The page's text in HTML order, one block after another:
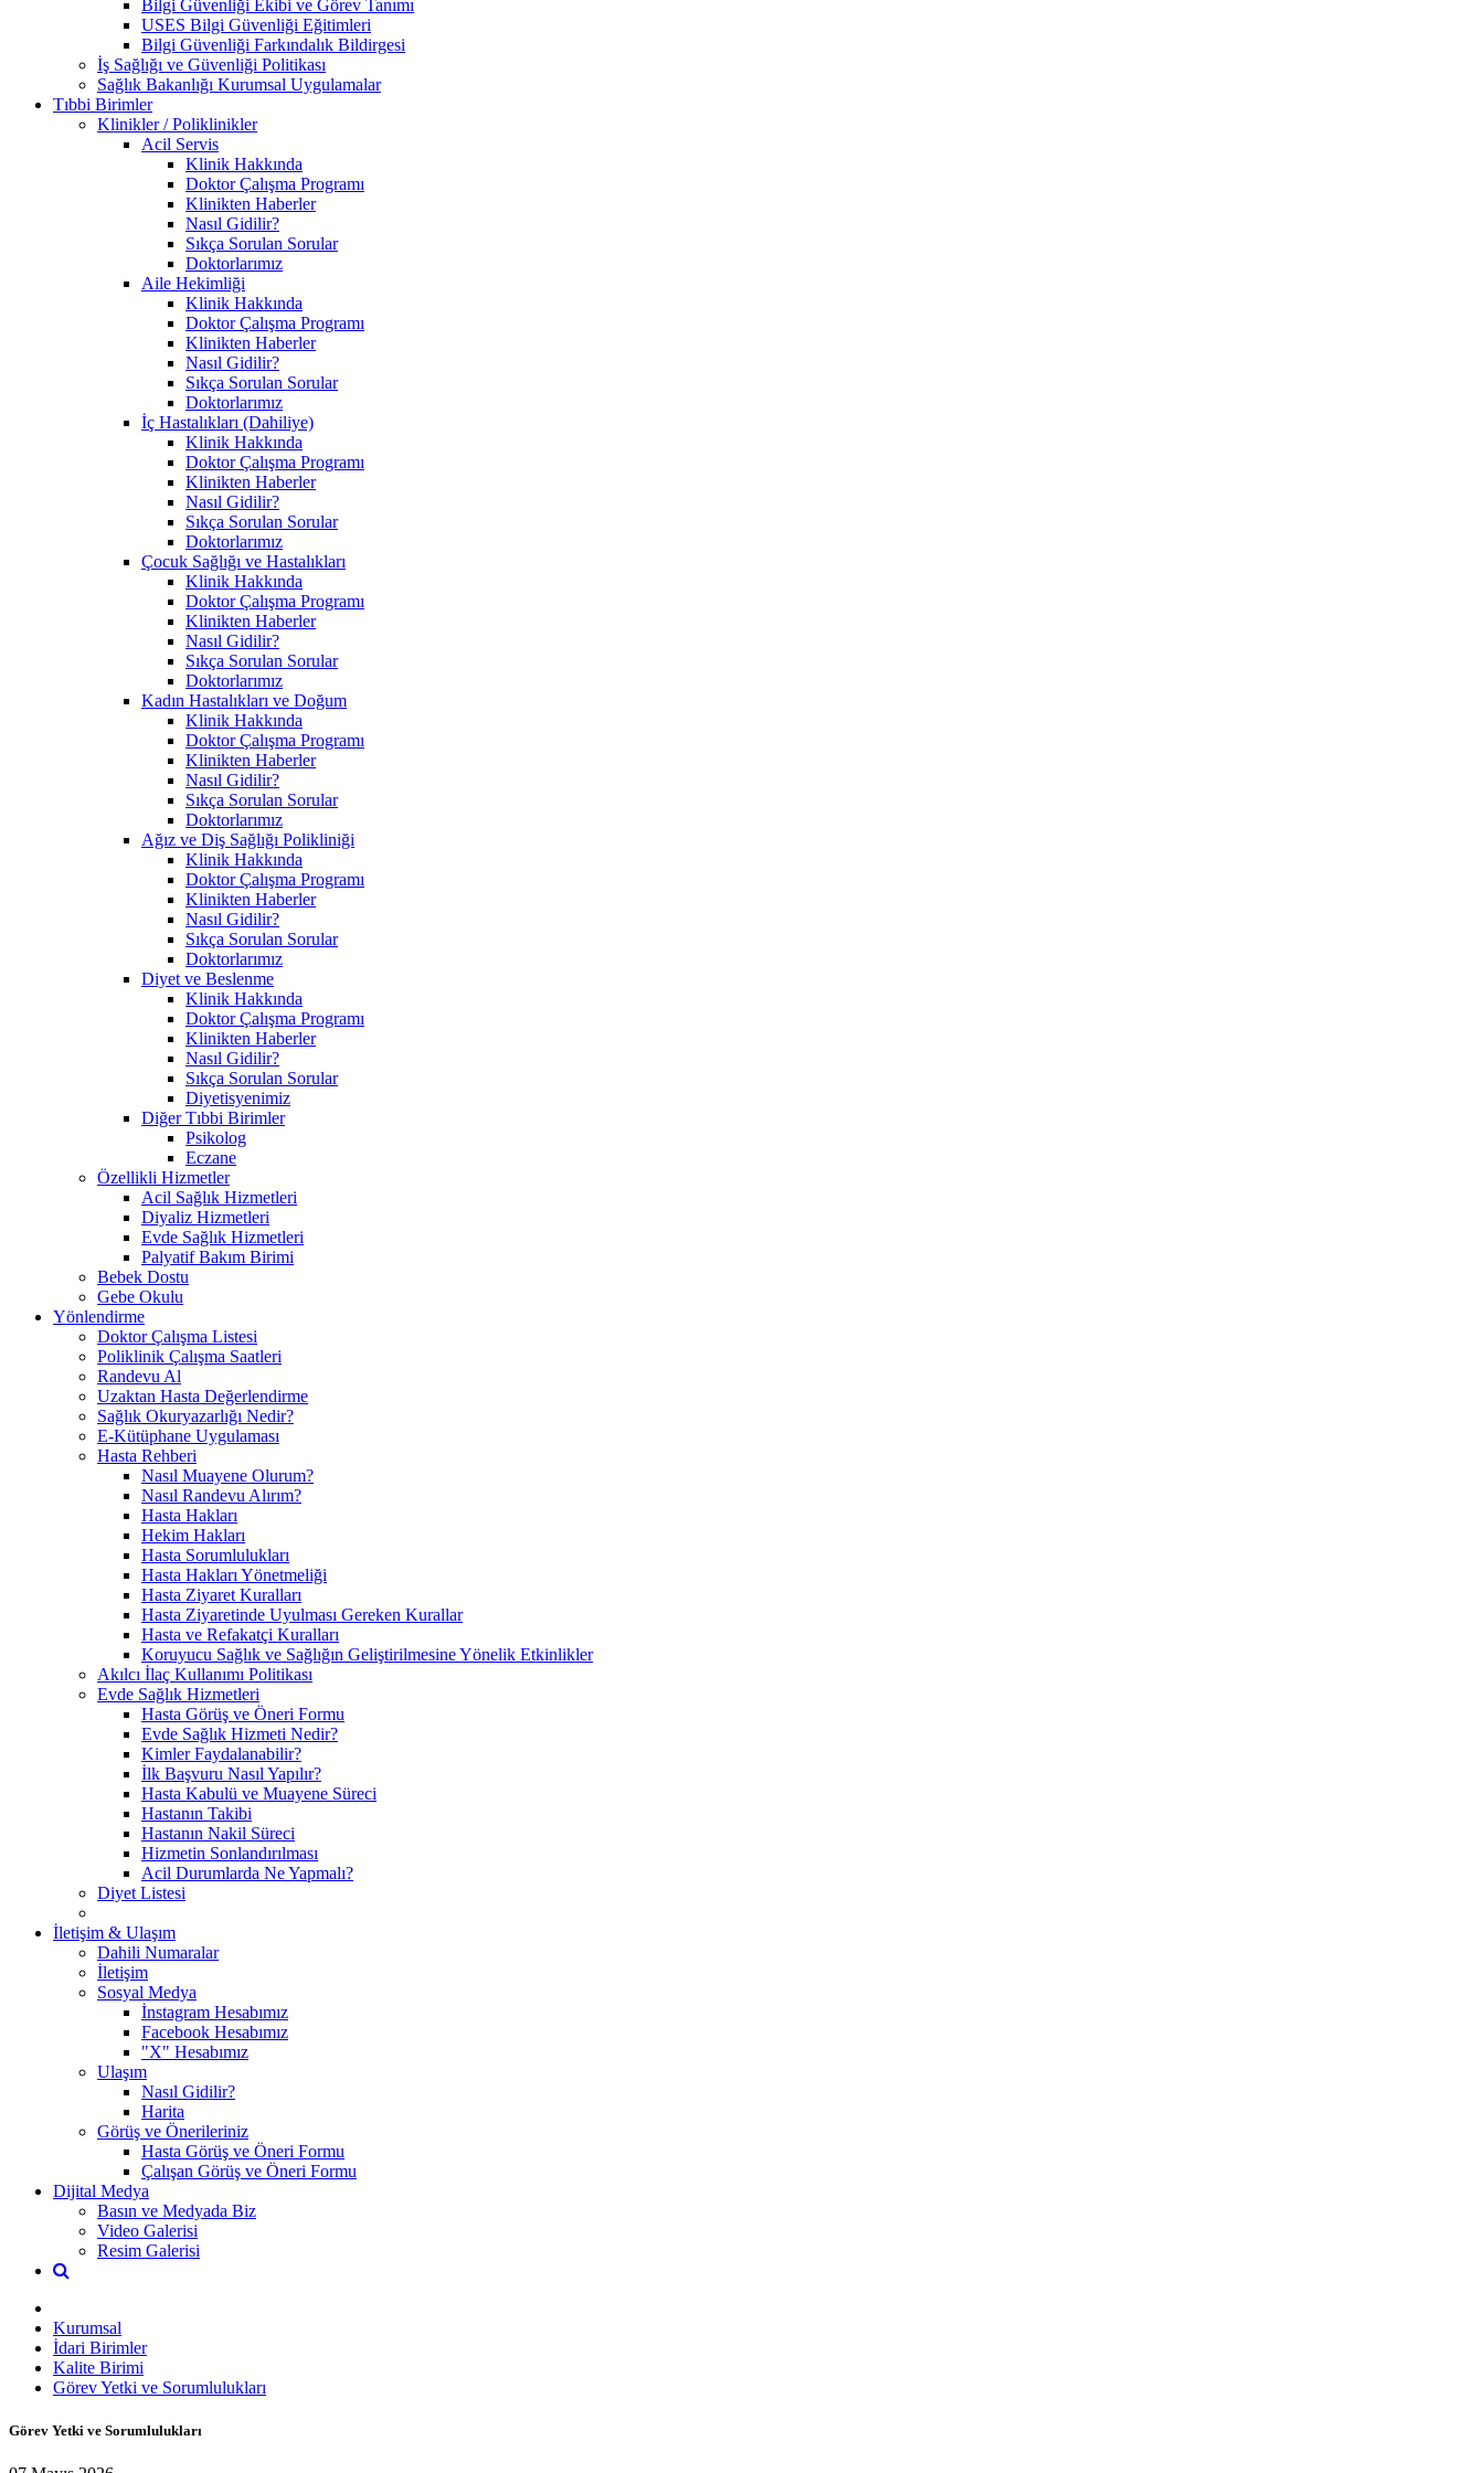
Bilgi Güvenliği Ekibi ve Görev Tanımı
USES Bilgi Güvenliği Eğitimleri
Bilgi Güvenliği Farkındalık Bildirgesi
İş Sağlığı ve Güvenliği Politikası
Sağlık Bakanlığı Kurumsal Uygulamalar
Tıbbi Birimler
Klinikler / Poliklinikler
Acil Servis
Klinik Hakkında
Doktor Çalışma Programı
Klinikten Haberler
Nasıl Gidilir?
Sıkça Sorulan Sorular
Doktorlarımız
Aile Hekimliği
Klinik Hakkında
Doktor Çalışma Programı
Klinikten Haberler
Nasıl Gidilir?
Sıkça Sorulan Sorular
Doktorlarımız
İç Hastalıkları (Dahiliye)
Klinik Hakkında
Doktor Çalışma Programı
Klinikten Haberler
Nasıl Gidilir?
Sıkça Sorulan Sorular
Doktorlarımız
Çocuk Sağlığı ve Hastalıkları
Klinik Hakkında
Doktor Çalışma Programı
Klinikten Haberler
Nasıl Gidilir?
Sıkça Sorulan Sorular
Doktorlarımız
Kadın Hastalıkları ve Doğum
Klinik Hakkında
Doktor Çalışma Programı
Klinikten Haberler
Nasıl Gidilir?
Sıkça Sorulan Sorular
Doktorlarımız
Ağız ve Diş Sağlığı Polikliniği
Klinik Hakkında
Doktor Çalışma Programı
Klinikten Haberler
Nasıl Gidilir?
Sıkça Sorulan Sorular
Doktorlarımız
Diyet ve Beslenme
Klinik Hakkında
Doktor Çalışma Programı
Klinikten Haberler
Nasıl Gidilir?
Sıkça Sorulan Sorular
Diyetisyenimiz
Diğer Tıbbi Birimler
Psikolog
Eczane
Özellikli Hizmetler
Acil Sağlık Hizmetleri
Diyaliz Hizmetleri
Evde Sağlık Hizmetleri
Palyatif Bakım Birimi
Bebek Dostu
Gebe Okulu
Yönlendirme
Doktor Çalışma Listesi
Poliklinik Çalışma Saatleri
Randevu Al
Uzaktan Hasta Değerlendirme
Sağlık Okuryazarlığı Nedir?
E-Kütüphane Uygulaması
Hasta Rehberi
Nasıl Muayene Olurum?
Nasıl Randevu Alırım?
Hasta Hakları
Hekim Hakları
Hasta Sorumlulukları
Hasta Hakları Yönetmeliği
Hasta Ziyaret Kuralları
Hasta Ziyaretinde Uyulması Gereken Kurallar
Hasta ve Refakatçi Kuralları
Koruyucu Sağlık ve Sağlığın Geliştirilmesine Yönelik Etkinlikler
Akılcı İlaç Kullanımı Politikası
Evde Sağlık Hizmetleri
Hasta Görüş ve Öneri Formu
Evde Sağlık Hizmeti Nedir?
Kimler Faydalanabilir?
İlk Başvuru Nasıl Yapılır?
Hasta Kabulü ve Muayene Süreci
Hastanın Takibi
Hastanın Nakil Süreci
Hizmetin Sonlandırılması
Acil Durumlarda Ne Yapmalı?
Diyet Listesi
İletişim & Ulaşım
Dahili Numaralar
İletişim
Sosyal Medya
İnstagram Hesabımız
Facebook Hesabımız
"X" Hesabımız
Ulaşım
Nasıl Gidilir?
Harita
Görüş ve Önerileriniz
Hasta Görüş ve Öneri Formu
Çalışan Görüş ve Öneri Formu
Dijital Medya
Basın ve Medyada Biz
Video Galerisi
Resim Galerisi
Kurumsal
İdari Birimler
Kalite Birimi
Görev Yetki ve Sorumlulukları
Görev Yetki ve Sorumlulukları